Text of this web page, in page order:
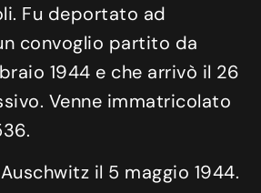
Fu deportato ad
convoglio partito da
1944 e che arrivò il 26
Venne immatricolato
il 5 maggio 1944.